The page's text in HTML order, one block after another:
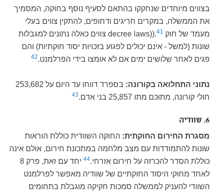
בצווים מיוחדים שנחקקו בהתאם לסעיף נוסף בחוקה, המסמיך
את הממשלה, במקרים חריגים ודחופים, להתקין צווים בעלי
מעמד של חוק decree laws)). 41
צווים כאלה נתונים למגבלות
שונות (למשל - אינם יכולים לפגוע בזכויות יסוד חוקתיות) והם
פגים לאחר שלושים ימים אם לא אומצו בידי הפרלמנט.42
נתוני התחלואה בקורונה:
בספרד דווחו עד היום על 253,682
חולי קורונה, מתוכם מתו 25,857 בני אדם.
43
6. שוודיה
מסגרת החירום החוקתית: החוקה השוודית כוללת הוראות
שונות להתמודדות עם מצב מלחמה במתכונת חירום, אולם אינה
כוללת הסדר להכרזה על חירום אזרחי.44
יחד עם זאת, פרק 8
לאחד מחוקי היסוד החוקתיים של שוודיה מאפשר לפרלמנט
השוודי להעניק לממשלה סמכות חקיקה מוגבלת בתחומים